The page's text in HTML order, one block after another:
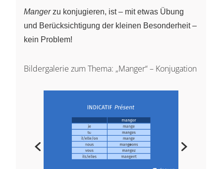
Mangerzu konjugieren, ist – mit etwas Übung
und Berücksichtigung der kleinen Besonderheit –
kein Problem!
Bildergalerie zum Thema: „Manger“ – Konjugation